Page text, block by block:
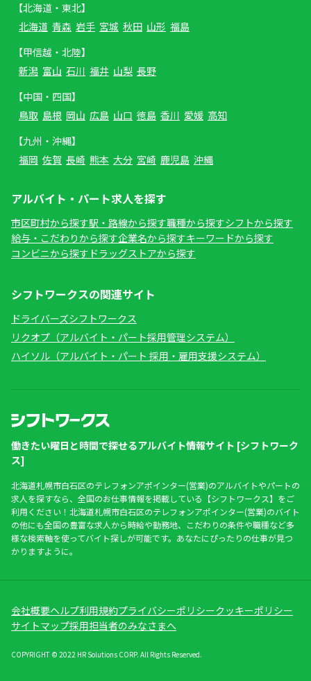
【北海道・東北】
北海道 青森 岩手 宮城 秋田 山形 福島
【甲信越・北陸】
新潟 富山 石川 福井 山梨 長野
【中国・四国】
鳥取 島根 岡山 広島 山口 徳島 香川 愛媛 高知
【九州・沖縄】
福岡 佐賀 長崎 熊本 大分 宮崎 鹿児島 沖縄
アルバイト・パート求人を探す
市区町村から探す駅・路線から探す職種から探すシフトから探す
給与・こだわりから探す企業名から探すキーワードから探す
コンビニから探す ドラッグストアから探す
シフトワークスの関連サイト
ドライバーズシフトワークス
リクオプ（アルバイト・パート採用管理システム）
ハイソル（アルバイト・パート 採用・雇用支援システム）
働きたい曜日と時間で探せるアルバイト情報サイト [シフトワーク
ス]
北海道札幌市白石区のテレフォンアポインター(営業)のアルバイトやパートの
求人を探すなら、全国のお仕事情報を掲載している【シフトワークス】をご
利用ください！北海道札幌市白石区のテレフォンアポインター(営業)のバイト
の他にも全国の豊富な求人から時給や勤務地、こだわりの条件や職種など多
様な検索軸を使ってバイト探しが可能です。あなたにぴったりの仕事が見つ
かりますように。
会社概要ヘルプ利用規約プライバシーポリシークッキーポリシー
サイトマップ採用担当者のみなさまへ
COPYRIGHT © 2022 HR Solutions CORP. All Rights Reserved.